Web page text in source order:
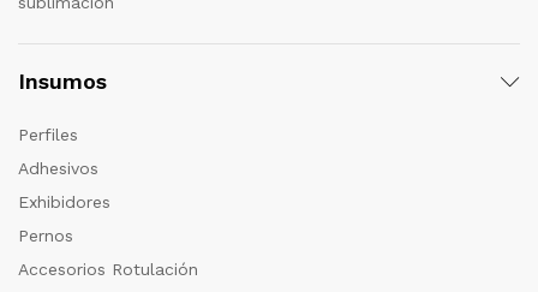
Insumos
Perfiles
Adhesivos
Exhibidores
Pernos
Accesorios Rotulación